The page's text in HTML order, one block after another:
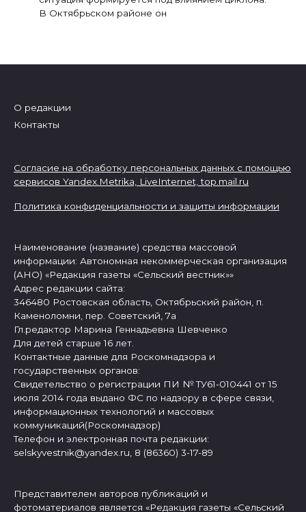
В Октябрьском районе он
О редакции
Контакты
Согласие на обработку персональных данных с помощью
сервисов Yandex.Metrika, LiveInternet,top.mail.ru
Политика конфиденциальности и защиты информации
Наименование (название) средства массовой
информации: Автономная некоммерческая организация
(АНО) «Редакция газеты «Сельский вестник»»
Адрес редакции сайта:
346480 Ростовская область, Октябрьский район, п.
Каменоломни, пер. Советский, 7а
Гл.редактор Марина Геннадьевна Шевченко
Для детей старше 16 лет.
Контактные данные для Роскомнадзора и
государственных органов:
Свидетельство о регистрации ПИ № ТУ61-010441 от 15
июля 2014 года выдано ФС по надзору в сфере связи,
информационных технологий и массовых
коммуникаций(Роскомнадзор)
Телефон и электронная почта редакции:
selskyvestnik@yandex.ru, 8 (86360) 3-17-89
Представителем авторов публикаций и
фотоматериалов является «Редакция газеты «Сельский